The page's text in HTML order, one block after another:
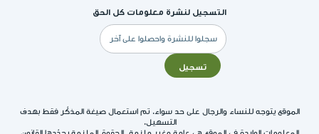
التسجيل لنشرة معلومات كل الحق
البريد
الإلكتروني
تسجيل
الموقع يتوجه للنساء والرجال على حد سواء. تم استعمال صيغة المذكّر فقط بهدف
التسهيل.